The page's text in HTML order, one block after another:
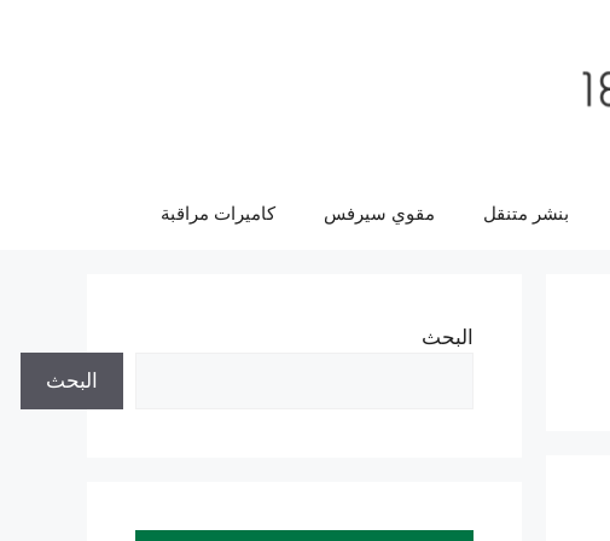
بنشر متنقل مقوي سيرفس كاميرات مراقبة
البحث
البحث